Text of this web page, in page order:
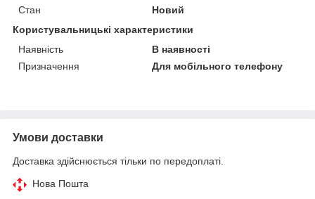
Стан
Новий
Користувальницькі характеристики
Наявність
В наявності
Призначення
Для мобільного телефону
Умови доставки
Доставка здійснюється тільки по передоплаті.
Нова Пошта